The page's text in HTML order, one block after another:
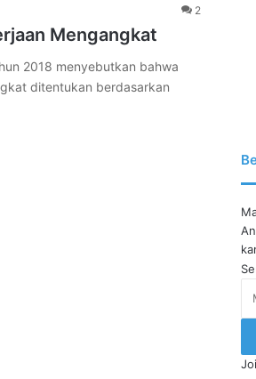
2
Mengangkat
2018 menyebutkan bahwa
ditentukan berdasarkan